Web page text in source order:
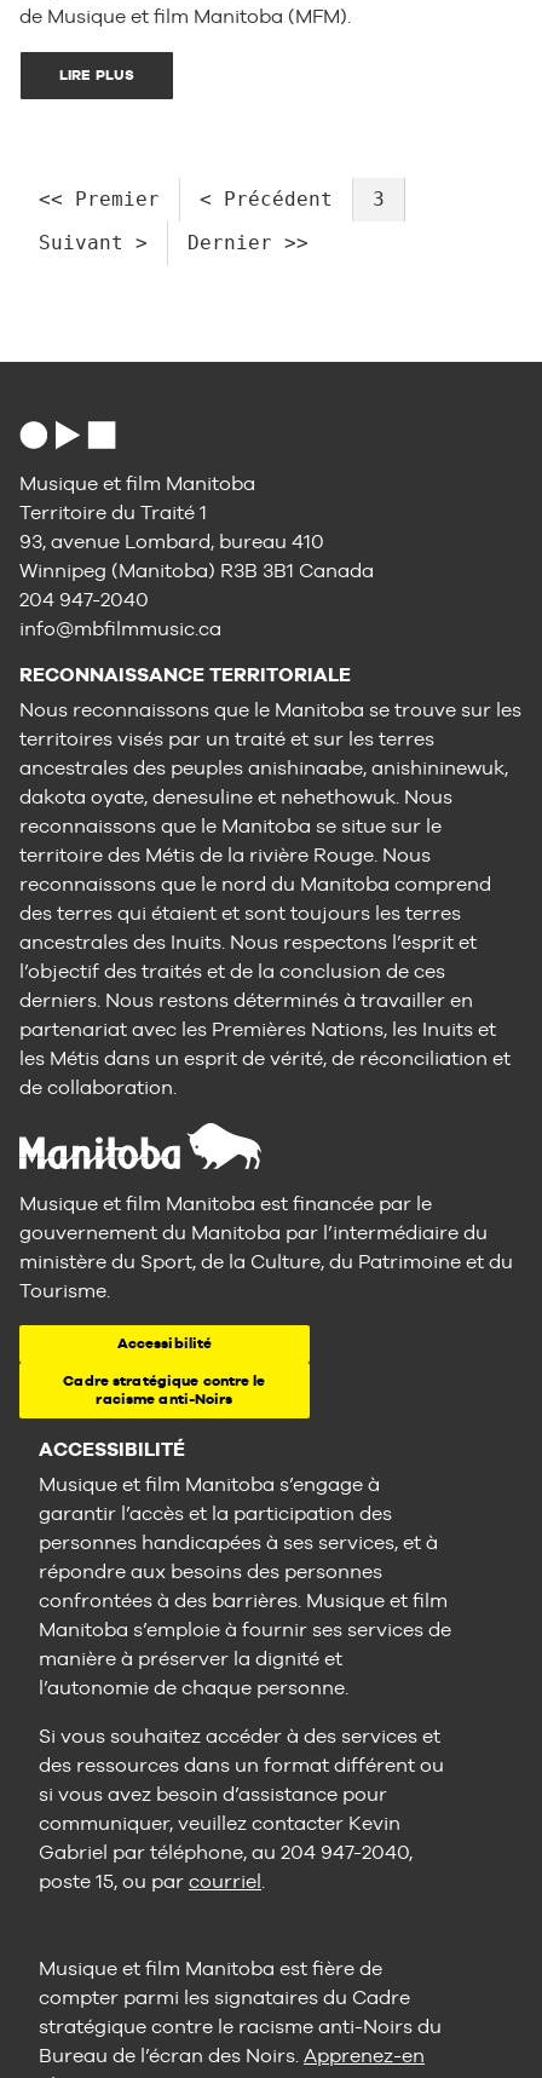
de Musique et film Manitoba (MFM).
LIRE PLUS
<< Premier < Précédent
3
Suivant >
Dernier >>
Musique et film Manitoba
Territoire du Traité 1
93, avenue Lombard, bureau 410
Winnipeg (Manitoba) R3B 3B1 Canada
204 947-2040
info@mbfilmmusic.ca
RECONNAISSANCE TERRITORIALE
Nous reconnaissons que le Manitoba se trouve sur les
territoires visés par un traité et sur les terres
ancestrales des peuples anishinaabe, anishininewuk,
dakota oyate, denesuline et nehethowuk. Nous
reconnaissons que le Manitoba se situe sur le
territoire des Métis de la rivière Rouge. Nous
reconnaissons que le nord du Manitoba comprend
des terres qui étaient et sont toujours les terres
ancestrales des Inuits. Nous respectons l’esprit et
l’objectif des traités et de la conclusion de ces
derniers. Nous restons déterminés à travailler en
partenariat avec les Premières Nations, les Inuits et
les Métis dans un esprit de vérité, de réconciliation et
de collaboration.
Musique et film Manitoba est financée par le
gouvernement du Manitoba par l’intermédiaire du
ministère du Sport, de la Culture, du Patrimoine et du
Tourisme.
Accessibilité
Cadre stratégique contre le
racisme anti-Noirs
ACCESSIBILITÉ
Musique et film Manitoba s’engage à
garantir l’accès et la participation des
personnes handicapées à ses services, et à
répondre aux besoins des personnes
confrontées à des barrières. Musique et film
Manitoba s’emploie à fournir ses services de
manière à préserver la dignité et
l’autonomie de chaque personne.
Si vous souhaitez accéder à des services et
des ressources dans un format différent ou
si vous avez besoin d’assistance pour
communiquer, veuillez contacter Kevin
Gabriel par téléphone, au 204 947-2040,
poste 15, ou par courriel.
Musique et film Manitoba est fière de
compter parmi les signataires du Cadre
stratégique contre le racisme anti-Noirs du
Bureau de l’écran des Noirs. Apprenez-en